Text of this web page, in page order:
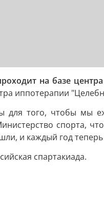
на базе
иппотерапии
для того, чтобы мы
спорта,
и каждый год
спартакиада.